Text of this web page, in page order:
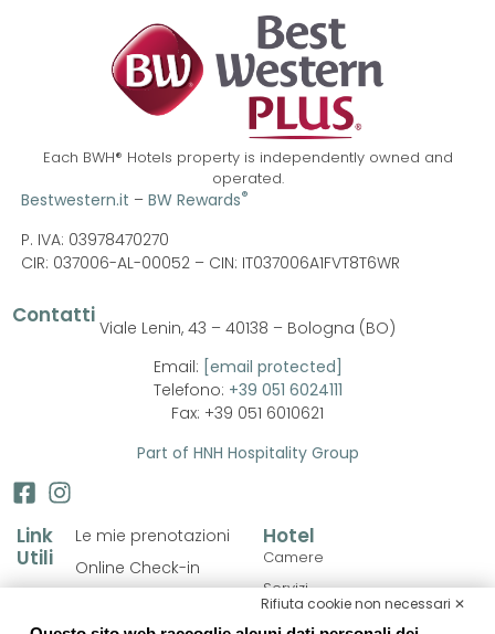
Each BWH® Hotels property is independently owned and
operated.
Bestwestern.it – BW Rewards®
P. IVA: 03978470270
CIR: 037006-AL-00052 – CIN: IT037006A1FVT8T6WR
Link
Utili
Le mie prenotazioni
Online Check-in
Hotel
Camere
Servizi
Contatti Viale Lenin, 43 – 40138 – Bologna (BO)
Email: [email protected]
Telefono: +39 051 6024111
Fax: +39 051 6010621
Part of HNH Hospitality Group
Rifiuta cookie non necessari ✕